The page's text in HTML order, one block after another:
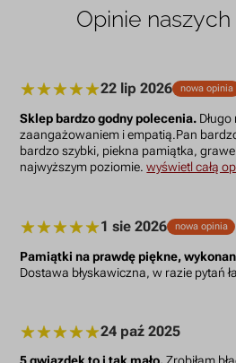
Opinie
22 lip 2026 nowa opinia
Sklep bardzo godny polecenia.
zaangażowaniem i empatią.Pan
bardzo szybki, piekna pamiątka,
najwyższym poziomie.wyświetl całą
1 sie 2026 nowa opinia
Pamiątki na prawdę piękne,
Dostawa błyskawiczna, w razie pytań
24 paź 2025